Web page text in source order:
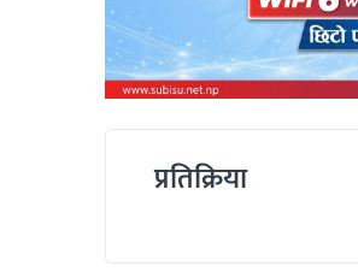
प्रतिक्रिया